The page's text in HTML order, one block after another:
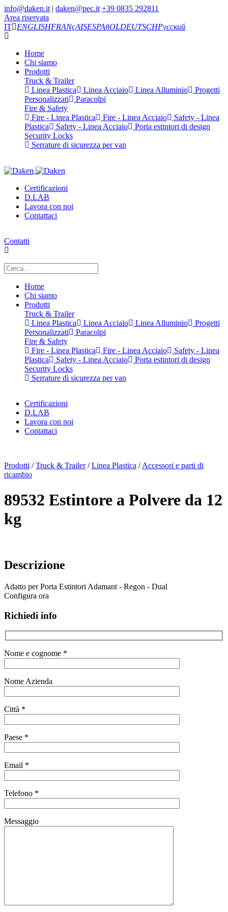
info@daken.it | daken@pec.it +39 0835 292811
Area riservata
IT
ENGLISHFRANçAISESPAñOLDEUTSCHРусский
Home
Chi siamo
Prodotti
Truck & Trailer
Linea Plastica
Linea Acciaio Linea Alluminio
Progetti
Personalizzati
Paracolpi
Fire & Safety
Fire - Linea Plastica
Fire - Linea Acciaio
Safety - Linea
Plastica
Safety - Linea Acciaio
Porta estintori di design
Security Locks
Serrature di sicurezza per van
Certificazioni
D.LAB
Lavora con noi
Contattaci
Contatti
Home
Chi siamo
Prodotti
Truck & Trailer
Linea Plastica
Linea Acciaio Linea Alluminio
Progetti
Personalizzati
Paracolpi
Fire & Safety
Fire - Linea Plastica
Fire - Linea Acciaio
Safety - Linea
Plastica
Safety - Linea Acciaio
Porta estintori di design
Security Locks
Serrature di sicurezza per van
Certificazioni
D.LAB
Lavora con noi
Contattaci
Prodotti /Truck & Trailer/Linea Plastica /Accessori e parti di
ricambio
89532 Estintore a Polvere da 12
kg
Descrizione
Adatto per Porta Estintori Adamant - Regon - Dual
Configura ora
Richiedi info
Nome e cognome *
Nome Azienda
Città *
Paese *
Email *
Telefono *
Messaggio